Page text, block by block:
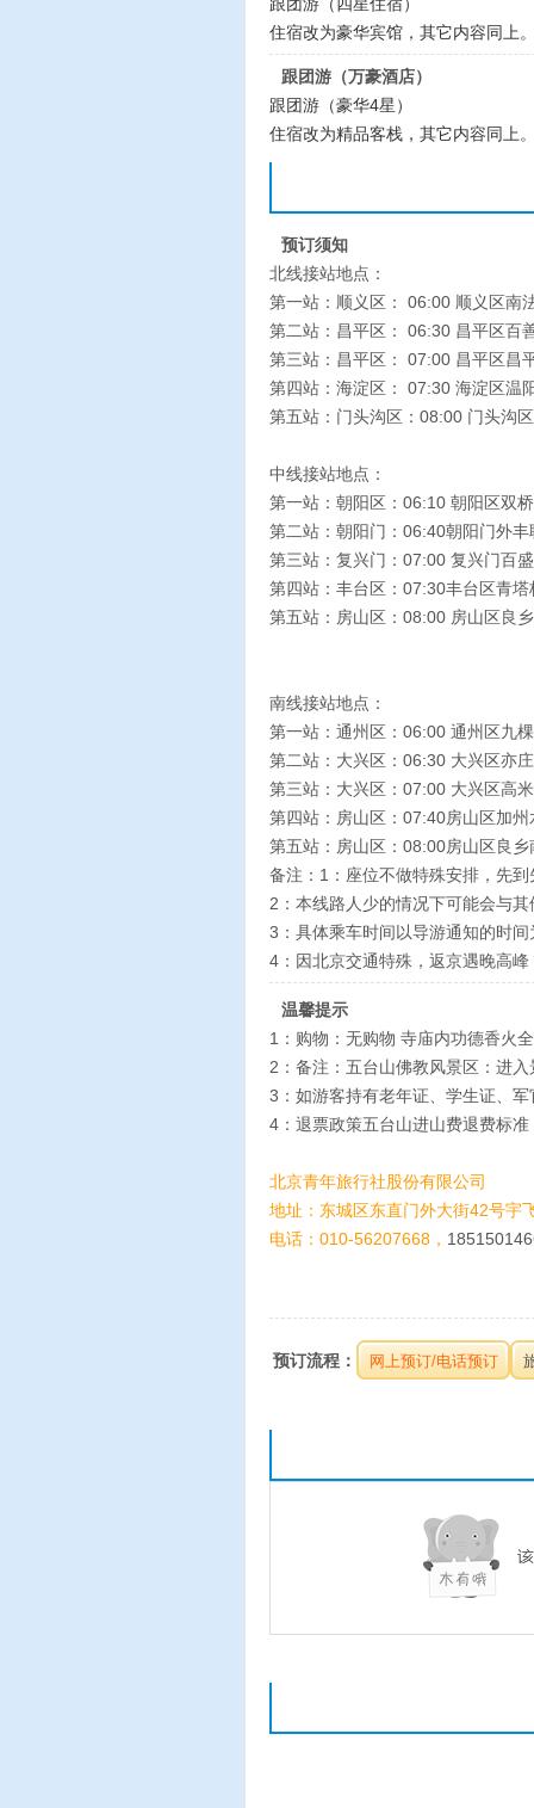
住宿改为豪华宾馆，其它内容同上
跟团游（万豪酒店）
跟团游（豪华4星）
住宿改为精品客栈，其它内容同上
预订须知
北线接站地点：
第一站：顺义区： 06:00 顺义区南
第二站：昌平区： 06:30 昌平区百
第三站：昌平区： 07:00 昌平区昌
第四站：海淀区： 07:30 海淀区温
第五站：门头沟区：08:00 门头沟
中线接站地点：
第一站：朝阳区：06:10 朝阳区双
第二站：朝阳门：06:40朝阳门外
第三站：复兴门：07:00 复兴门百
第四站：丰台区：07:30丰台区青
第五站：房山区：08:00 房山区良
南线接站地点：
第一站：通州区：06:00 通州区九
第二站：大兴区：06:30 大兴区亦
第三站：大兴区：07:00 大兴区高
第四站：房山区：07:40房山区加
第五站：房山区：08:00房山区良乡
备注：1：座位不做特殊安排，先
2：本线路人少的情况下可能会与
3：具体乘车时间以导游通知的时间
4：因北京交通特殊，返京遇晚高
温馨提示
1：购物：无购物 寺庙内功德香火
2：备注：五台山佛教风景区：进
3：如游客持有老年证、学生证、
4：退票政策五台山进山费退费标
北京青年旅行社股份有限公司
地址：东城区东直门外大街42号宇
电话：010-56207668，
预订流程： 网上预订/电话预订